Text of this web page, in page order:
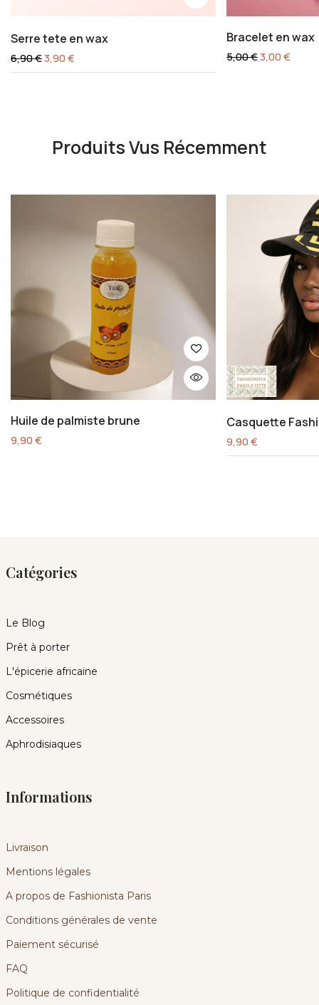
Serre tete en wax
6,90€3,90€
Bracelet en wax
5,00€3,00€
Produits Vus Récemment
Huile de palmiste brune
9,90€
Casquette
9,90€
Catégories
Le Blog
Prêt à porter
L'épicerie africaine
Cosmétiques
Accessoires
Aphrodisiaques
Informations
Livraison
Mentions légales
A propos de Fashionista Paris
Conditions générales de vente
Paiement sécurisé
FAQ
Politique de confidentialité